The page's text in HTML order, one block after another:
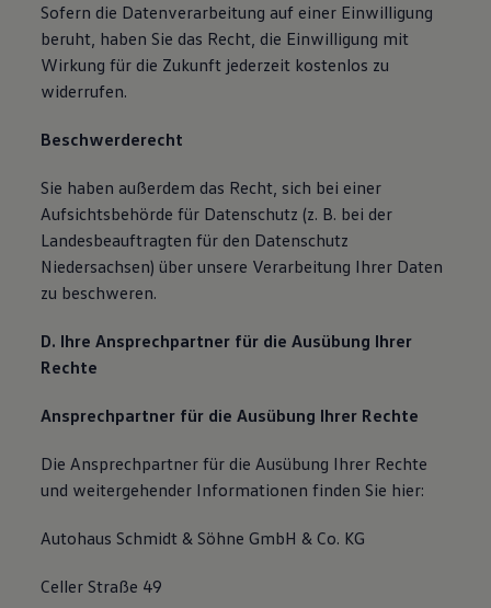
Sofern die Datenverarbeitung auf einer Einwilligung
beruht, haben Sie das Recht, die Einwilligung mit
Wirkung für die Zukunft jederzeit kostenlos zu
widerrufen.
Beschwerderecht
Sie haben außerdem das Recht, sich bei einer
Aufsichtsbehörde für Datenschutz (z. B. bei der
Landesbeauftragten für den Datenschutz
Niedersachsen) über unsere Verarbeitung Ihrer Daten
zu beschweren.
D. Ihre Ansprechpartner für die Ausübung Ihrer
Rechte
Ansprechpartner für die Ausübung Ihrer Rechte
Die Ansprechpartner für die Ausübung Ihrer Rechte
und weitergehender Informationen finden Sie hier:
Autohaus Schmidt & Söhne GmbH & Co. KG
Celler Straße 49